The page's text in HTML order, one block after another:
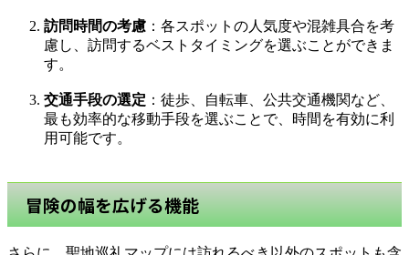
訪問時間の考慮 ：各スポットの人気度や混雑具合を考
慮し、訪問するベストタイミングを選ぶことができま
す。
交通手段の選定 ：徒歩、自転車、公共交通機関など、
最も効率的な移動手段を選ぶことで、時間を有効に利
用可能です。
冒険の幅を広げる機能